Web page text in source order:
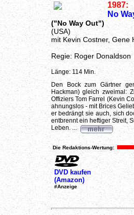
1987:
No
("No Way Out")
(USA)
mit Kevin Costner, Gene
Regie: Roger Donaldson
Länge: 114 Min.
Den Bock zum Gärtner
Hackman) gleich zweimal:
Offiziers Tom Farrel (Kevin
ahnungslos - mit Brices
er bedrängt sie auch, sich
entbrennt ein heftiger Streit,
Leben. ...
Die Redaktions-Wertung:
DVD kaufen
(Amazon)
#Anzeige